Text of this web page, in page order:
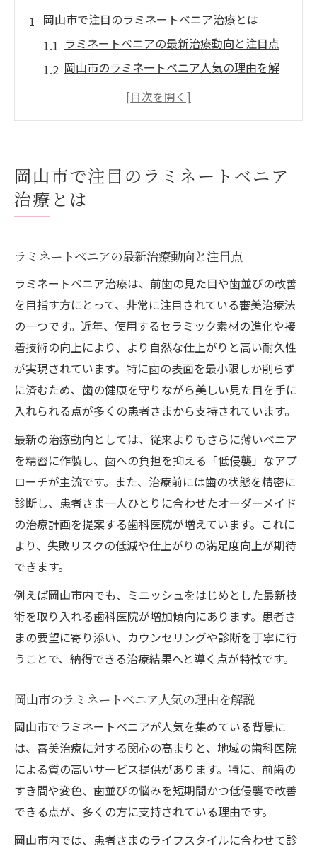
岡山市で注目のラミネートベニア治療とは
ラミネートベニアの最新治療動向と注目点
岡山市のラミネートベニア人気の理由を解
岡山市で選ばれるラミネートベニアの特徴
前歯の自然美に導くミニッシュ技術解説
り
ラミネートベニア技術とミニッシュの違い
自然な歯並びを目指すミニッシュの特徴
前歯の美しさが際立つミニッシュの実力
ラミネートベニアとミニッシュの連携効果
理想の笑顔はラミネートベニアで叶う理由
ラミネートベニアが理想笑顔を作る仕組み
ミニッシュ導入で叶うナチュラルスマイル
自然で美しい前歯のための治療法を解説
ラミネートベニアがもたらす自信の笑顔
岡山市で話題のラミネートベニア効果とは
低侵襲ラミネートベニアの仕組みを詳しく紹介
低侵襲ラミネートベニアのメリット解説
歯の負担を抑える最新治療技術とは
ラミネートベニア術式の流れと特徴
低侵襲治療が選ばれる理由とポイント
こんな悩みにミニッシュ式審美治療が最適
ミニッシュ式が解決する前歯の悩み事例
前歯の自然美を望む方へミニッシュ提案
ラミネートベニア治療が向く症状とは
歯が気になるなら知りたい術式と削る量
岡山市で注目のラミネートベニア
治療とは
ラミネートベニアの最新治療動向と注目点
ラミネートベニア治療は、前歯の見た目や歯並びの改善
を目指す方にとって、非常に注目されている審美治療法
の一つです。近年、使用するセラミック素材の進化や接
着技術の向上により、より自然な仕上がりと高い耐久性
が実現されています。特に歯の表面を最小限しか削らず
に済むため、歯の健康を守りながら美しい見た目を手に
入れられる点が多くの患者さまから支持されています。
最新の治療動向としては、従来よりもさらに薄いベニア
を精密に作製し、歯への負担を抑える「低侵襲」なアプ
ローチが主流です。また、治療前には歯の状態を精密に
診断し、患者さま一人ひとりに合わせたオーダーメイド
の治療計画を提案する歯科医院が増えています。これに
より、失敗リスクの低減や仕上がりの満足度向上が期待
できます。
例えば岡山市内でも、ミニッシュをはじめとした最新技
術を取り入れる歯科医院が増加傾向にあります。患者さ
まの要望に寄り添い、カウンセリングや診断を丁寧に行
うことで、納得できる治療結果へと導く点が特徴です。
岡山市のラミネートベニア人気の理由を解説
岡山市でラミネートベニアが人気を集めている背景に
は、審美治療に対する関心の高まりと、地域の歯科医院
による質の高いサービス提供があります。特に、前歯の
すき間や変色、歯並びの悩みを短期間かつ低侵襲で改善
できる点が、多くの方に支持されている理由です。
岡山市内では、患者さまのライフスタイルに合わせて診